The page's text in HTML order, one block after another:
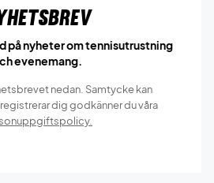
på nyheter om tennisutrustning
evenemang.
nedan. Samtycke kan
dig godkänner du våra